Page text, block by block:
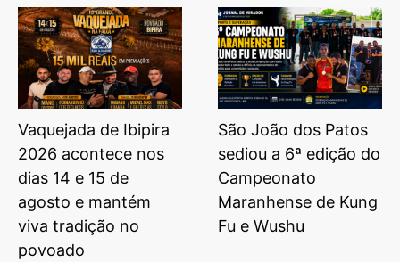
Vaquejada de Ibipira
2026 acontece nos
dias 14 e 15 de
agosto e mantém
viva tradição no
povoado
São João dos Patos
sediou a 6ª edição do
Campeonato
Maranhense de Kung
Fu e Wushu